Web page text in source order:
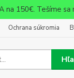
na 150€. Tešíme sa
Ochrana súkromia